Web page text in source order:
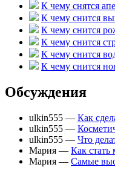
К чему снятся
К чему снится
К чему снится
К чему снится
К чему снится
К чему снится
Обсуждения
ulkin555 — Как
ulkin555 —
ulkin555 — Что
Мария — Как стать
Мария — Самые